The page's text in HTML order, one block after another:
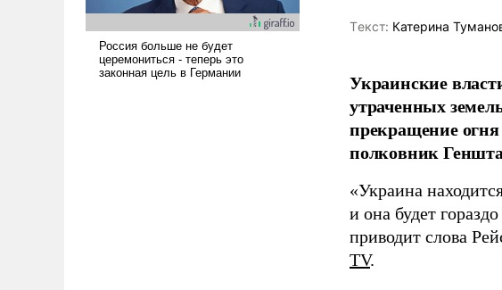
Tекст: Катерина
Украинские
утраченных
прекращение
полковник
«Украина
и она будет
приводит слова
TV.